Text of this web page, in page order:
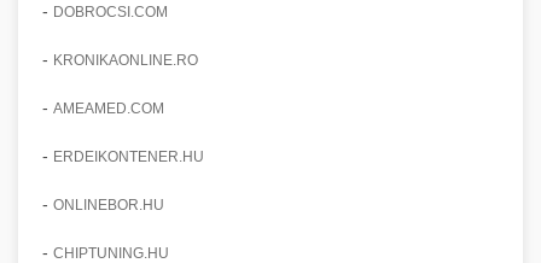
- DOBROCSI.COM
- KRONIKAONLINE.RO
- AMEAMED.COM
- ERDEIKONTENER.HU
- ONLINEBOR.HU
- CHIPTUNING.HU